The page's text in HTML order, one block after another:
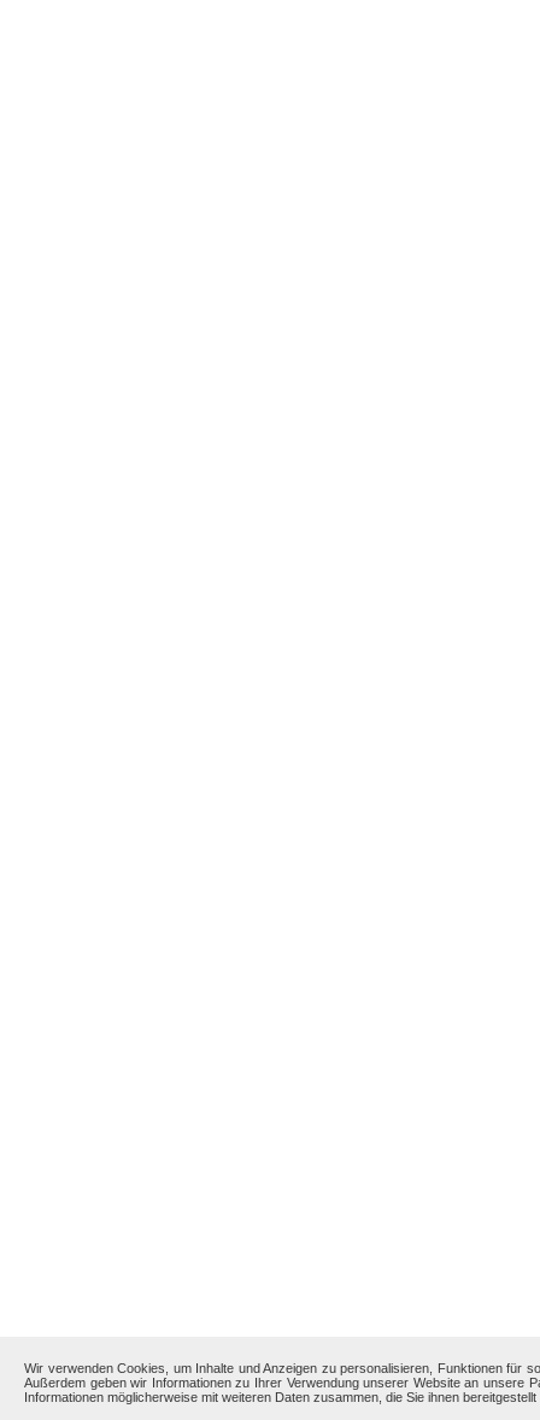
Wir verwenden Cookies, um Inhalte und Anzeigen zu personalisieren, Funktionen für
Außerdem geben wir Informationen zu Ihrer Verwendung unserer Website an unsere
Informationen möglicherweise mit weiteren Daten zusammen, die Sie ihnen